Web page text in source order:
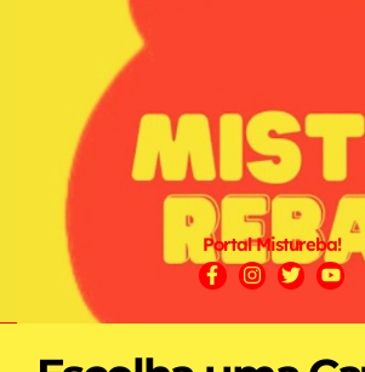
Portal Mistureba!